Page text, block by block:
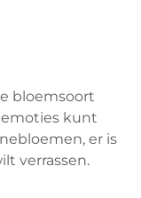
bloemsoort
kunt
er is
verrassen.